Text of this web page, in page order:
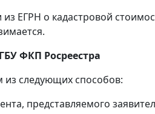
ЕГРН о кадастровой
ФКП Росреестра
следующих способов:
представляемого